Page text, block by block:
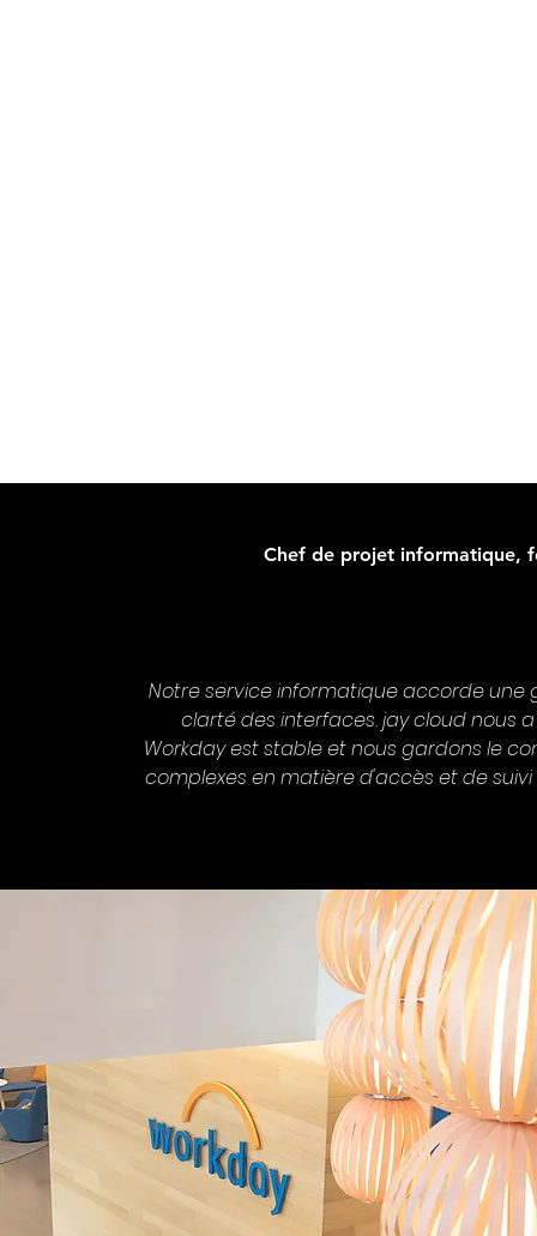
Chef de projet informatique,
Notre service informatique accorde une
clarté des interfaces. jay cloud nous
Workday est stable et nous gardons le
complexes en matière d'accès et de